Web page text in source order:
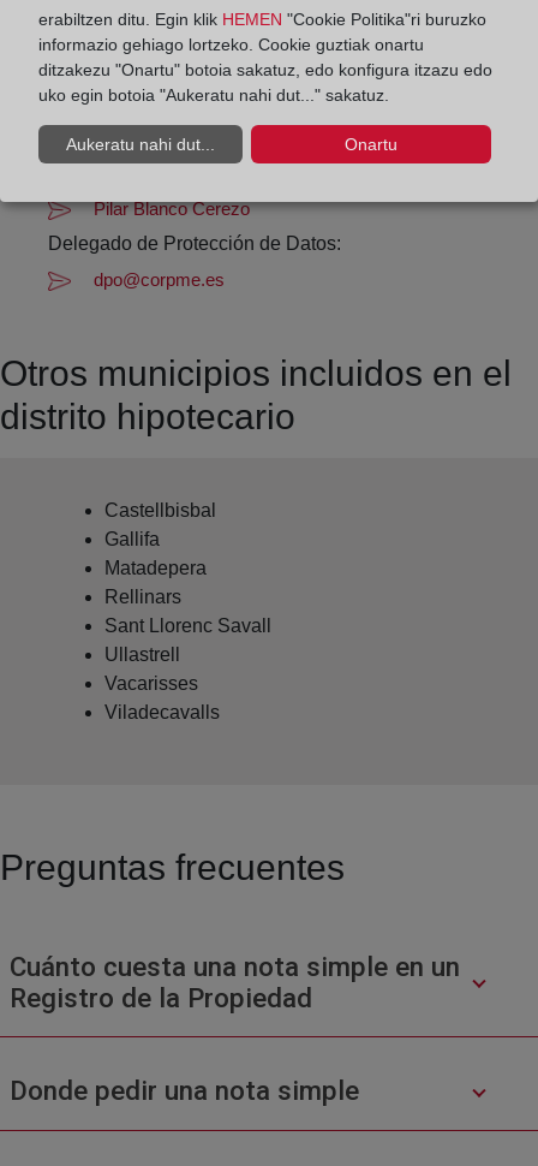
Datos de contacto:
93 784 84 60
tarrasa5@registrodelapropiedad.org
Pilar Blanco Cerezo
Delegado de Protección de Datos:
dpo@corpme.es
Otros municipios incluidos en el
distrito hipotecario
Castellbisbal
Gallifa
Matadepera
Rellinars
Sant Llorenc Savall
Ullastrell
Vacarisses
Viladecavalls
Preguntas frecuentes
Cuánto cuesta una nota simple en un
Registro de la Propiedad
Donde pedir una nota simple
erabiltzen ditu. Egin klik HEMEN "Cookie Politika"ri buruzko
informazio gehiago lortzeko. Cookie guztiak onartu
ditzakezu "Onartu" botoia sakatuz, edo konfigura itzazu edo
uko egin botoia "Aukeratu nahi dut..." sakatuz.
Aukeratu nahi dut... Onartu